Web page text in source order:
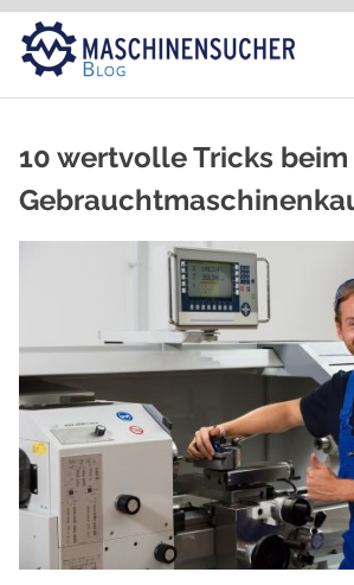
Zum
Inhalt
springen
10 wertvolle Tricks